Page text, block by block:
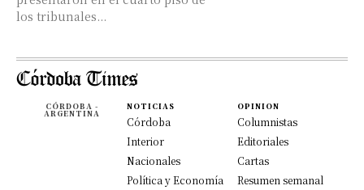
los tribunales...
CÓRDOBA -
ARGENTINA
NOTICIAS
Córdoba
Interior
Nacionales
Política y Economía
OPINION
Columnistas
Editoriales
Cartas
Resumen semanal